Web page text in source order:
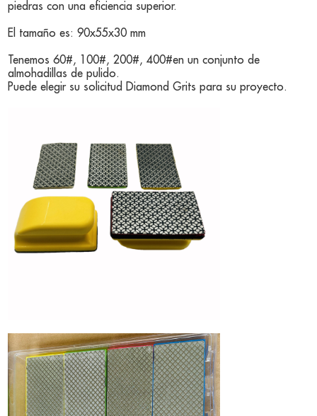
piedras con una eficiencia superior.
El tamaño es: 90x55x30 mm
Tenemos 60#, 100#, 200#, 400#en un conjunto de
almohadillas de pulido.
Puede elegir su solicitud Diamond Grits para su proyecto.